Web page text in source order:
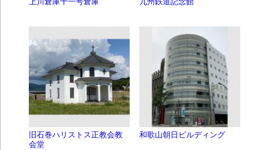
旧石巻ハリストス正教会教
会堂
和歌山朝日ビルディング